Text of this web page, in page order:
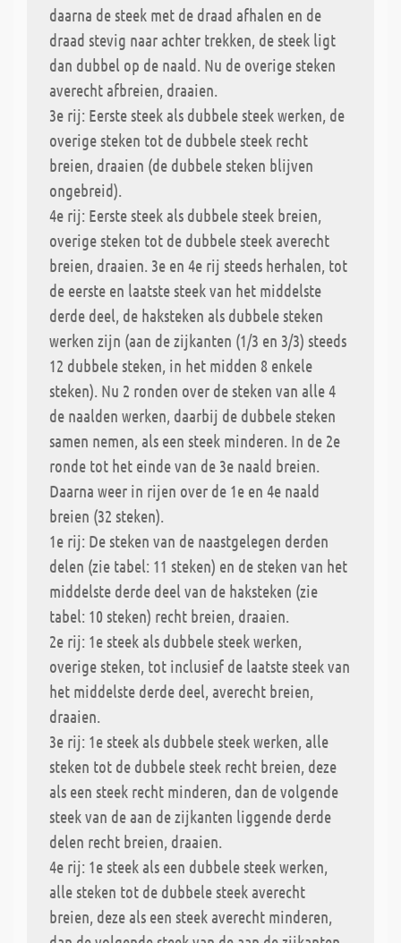
daarna de steek met de draad afhalen en de
draad stevig naar achter trekken, de steek ligt
dan dubbel op de naald. Nu de overige steken
averecht afbreien, draaien.
3e rij: Eerste steek als dubbele steek werken, de
overige steken tot de dubbele steek recht
breien, draaien (de dubbele steken blijven
ongebreid).
4e rij: Eerste steek als dubbele steek breien,
overige steken tot de dubbele steek averecht
breien, draaien. 3e en 4e rij steeds herhalen, tot
de eerste en laatste steek van het middelste
derde deel, de haksteken als dubbele steken
werken zijn (aan de zijkanten (1/3 en 3/3) steeds
12 dubbele steken, in het midden 8 enkele
steken). Nu 2 ronden over de steken van alle 4
de naalden werken, daarbij de dubbele steken
samen nemen, als een steek minderen. In de 2e
ronde tot het einde van de 3e naald breien.
Daarna weer in rijen over de 1e en 4e naald
breien (32 steken).
1e rij: De steken van de naastgelegen derden
delen (zie tabel: 11 steken) en de steken van het
middelste derde deel van de haksteken (zie
tabel: 10 steken) recht breien, draaien.
2e rij: 1e steek als dubbele steek werken,
overige steken, tot inclusief de laatste steek van
het middelste derde deel, averecht breien,
draaien.
3e rij: 1e steek als dubbele steek werken, alle
steken tot de dubbele steek recht breien, deze
als een steek recht minderen, dan de volgende
steek van de aan de zijkanten liggende derde
delen recht breien, draaien.
4e rij: 1e steek als een dubbele steek werken,
alle steken tot de dubbele steek averecht
breien, deze als een steek averecht minderen,